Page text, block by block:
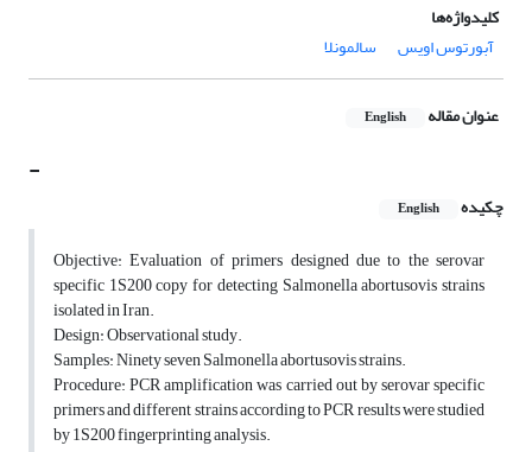
کلیدواژه‌ها
آبورتوس اویس
سالمونلا
عنوان مقاله English
-
چکیده English
Objective: Evaluation of primers designed due to the serovar
specific 1S200 copy for detecting Salmonella abortusovis strains
isolated in Iran.
Design: Observational study.
Samples: Ninety seven Salmonella abortusovis strains.
Procedure: PCR amplification was carried out by serovar specific
primers and different strains according to PCR results were studied
by 1S200 fingerprinting analysis.